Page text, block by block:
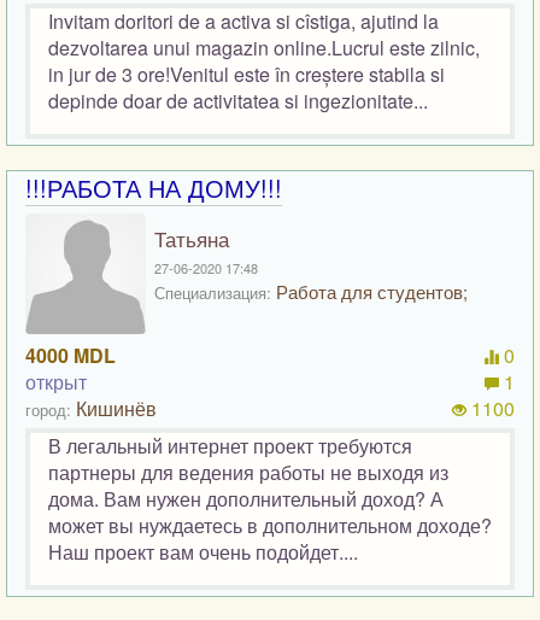
Invitam doritori de a activa si cîstiga, ajutind la
dezvoltarea unui magazin online.Lucrul este zilnic,
in jur de 3 ore!Venitul este în creștere stabila si
depinde doar de activitatea si ingezionitate...
!!!РАБОТА НА ДОМУ!!!
Татьяна
27-06-2020 17:48
Специализация: Работа для студентов;
4000 MDL
открыт
город: Кишинёв
0
1
1100
В легальный интернет проект требуются
партнеры для ведения работы не выходя из
дома. Вам нужен дополнительный доход? А
может вы нуждаетесь в дополнительном доходе?
Наш проект вам очень подойдет....